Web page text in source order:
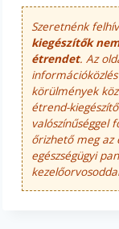
Szeretnénk
kiegészítők
étrendet. Az
körülmények
étrend-
valószínűséggel
őrizhető meg az
egészségügyi